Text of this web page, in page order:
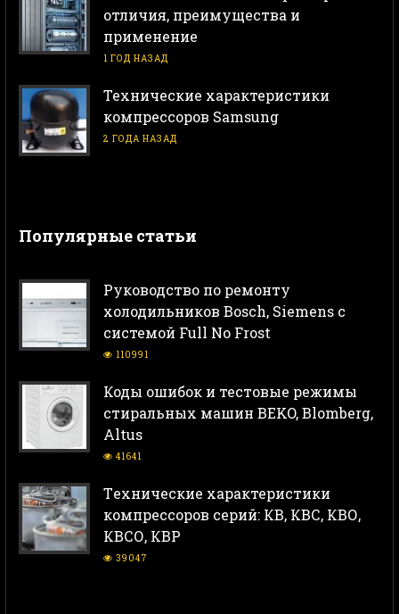
отличия, преимущества и
применение
1 ГОД НАЗАД
Технические характеристики
компрессоров Samsung
2 ГОДА НАЗАД
Популярные статьи
Руководство по ремонту
холодильников Bosch, Siemens с
системой Full No Frost
110991
Коды ошибок и тестовые режимы
стиральных машин BEKO, Blomberg,
Altus
41641
Тeхнические характеристики
компрессоров серий: КВ, КВС, КВО,
КВСО, КВР
39047